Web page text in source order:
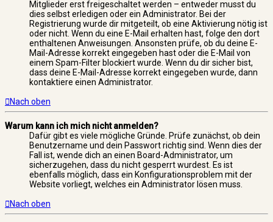
Mitglieder erst freigeschaltet werden – entweder musst du
dies selbst erledigen oder ein Administrator. Bei der
Registrierung wurde dir mitgeteilt, ob eine Aktivierung nötig ist
oder nicht. Wenn du eine E-Mail erhalten hast, folge den dort
enthaltenen Anweisungen. Ansonsten prüfe, ob du deine E-
Mail-Adresse korrekt eingegeben hast oder die E-Mail von
einem Spam-Filter blockiert wurde. Wenn du dir sicher bist,
dass deine E-Mail-Adresse korrekt eingegeben wurde, dann
kontaktiere einen Administrator.
Nach oben
Warum kann ich mich nicht anmelden?
Dafür gibt es viele mögliche Gründe. Prüfe zunächst, ob dein
Benutzername und dein Passwort richtig sind. Wenn dies der
Fall ist, wende dich an einen Board-Administrator, um
sicherzugehen, dass du nicht gesperrt wurdest. Es ist
ebenfalls möglich, dass ein Konfigurationsproblem mit der
Website vorliegt, welches ein Administrator lösen muss.
Nach oben